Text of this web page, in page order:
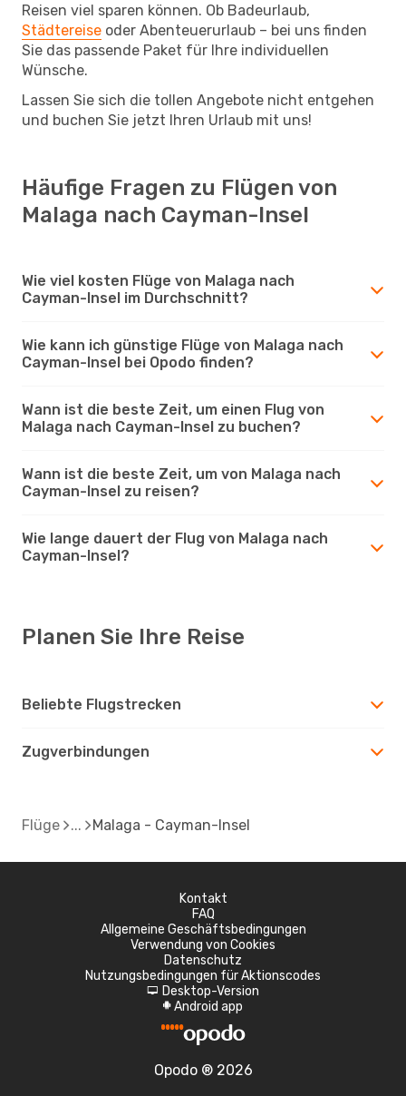
Reisen viel sparen können. Ob Badeurlaub,
Städtereise oder Abenteuerurlaub – bei uns finden
Sie das passende Paket für Ihre individuellen
Wünsche.
Lassen Sie sich die tollen Angebote nicht entgehen
und buchen Sie jetzt Ihren Urlaub mit uns!
Häufige Fragen zu Flügen von
Malaga nach Cayman-Insel
Wie viel kosten Flüge von Malaga nach
Cayman-Insel im Durchschnitt?
Wie kann ich günstige Flüge von Malaga nach
Cayman-Insel bei Opodo finden?
Wann ist die beste Zeit, um einen Flug von
Malaga nach Cayman-Insel zu buchen?
Wann ist die beste Zeit, um von Malaga nach
Cayman-Insel zu reisen?
Wie lange dauert der Flug von Malaga nach
Cayman-Insel?
Planen Sie Ihre Reise
Beliebte Flugstrecken
Zugverbindungen
Flüge Malaga - Cayman-Insel
Kontakt
FAQ
Allgemeine Geschäftsbedingungen
Verwendung von Cookies
Datenschutz
Nutzungsbedingungen für Aktionscodes
d Desktop-Version
A Android app
Opodo ® 2026